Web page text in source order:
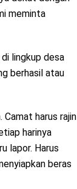
meminta
lingkup desa
berhasil atau
harus rajin
harinya
lapor. Harus
beras